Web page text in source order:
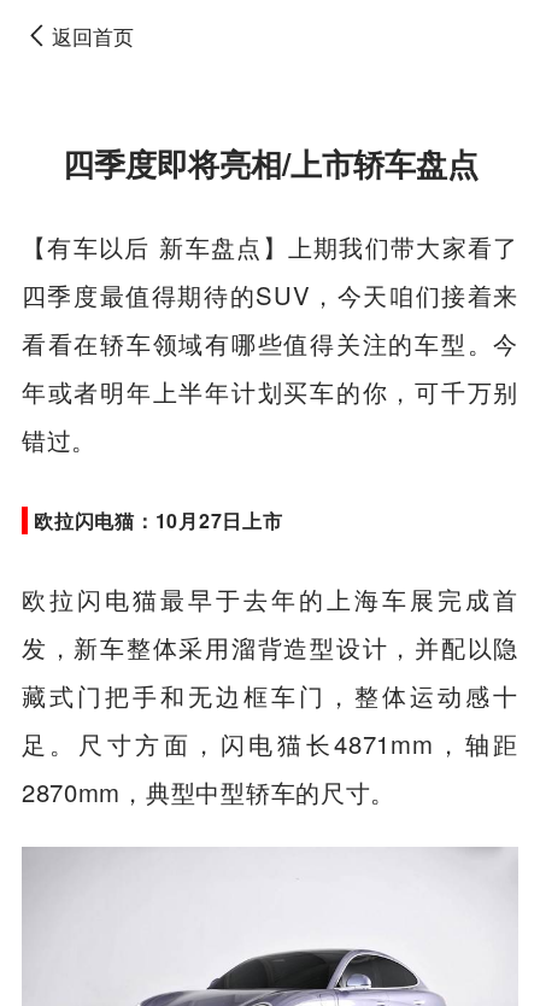
返回首页
四季度即将亮相/上市轿车盘点
【有车以后 新车盘点】上期我们带大家看了
四季度最值得期待的SUV，今天咱们接着来
看看在轿车领域有哪些值得关注的车型。今
年或者明年上半年计划买车的你，可千万别
错过。
欧拉闪电猫：10月27日上市
欧拉闪电猫最早于去年的上海车展完成首
发，新车整体采用溜背造型设计，并配以隐
藏式门把手和无边框车门，整体运动感十
足。尺寸方面，闪电猫长4871mm，轴距
2870mm，典型中型轿车的尺寸。